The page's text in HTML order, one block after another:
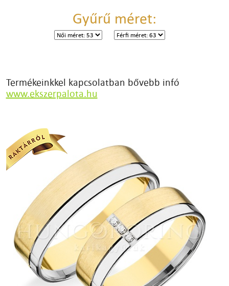
Gyűrű méret:
Termékeinkkel kapcsolatban bővebb infó
www.ekszerpalota.hu